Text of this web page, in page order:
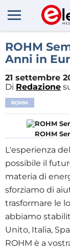
ROHM
Anni in
21 settembre
Di Redazione
ROHM
ROHM
L'esperienza
possibile il
materia di
sforziamo di
trasformare le
abbiamo
Unito, Italia,
ROHM è a